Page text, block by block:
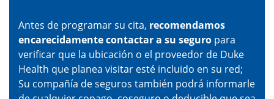
Antes de programar su cita, recomendamos
encarecidamente contactar a su seguro para
verificar que la ubicación o el proveedor de Duke
Health que planea visitar esté incluido en su red;
Su compañía de seguros también podrá informarle